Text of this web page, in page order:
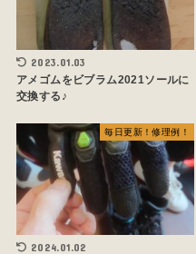
2023.01.03
アメゴムをビブラム2021ソールに
交換する♪
毎日更新！修理例！
2024.01.02